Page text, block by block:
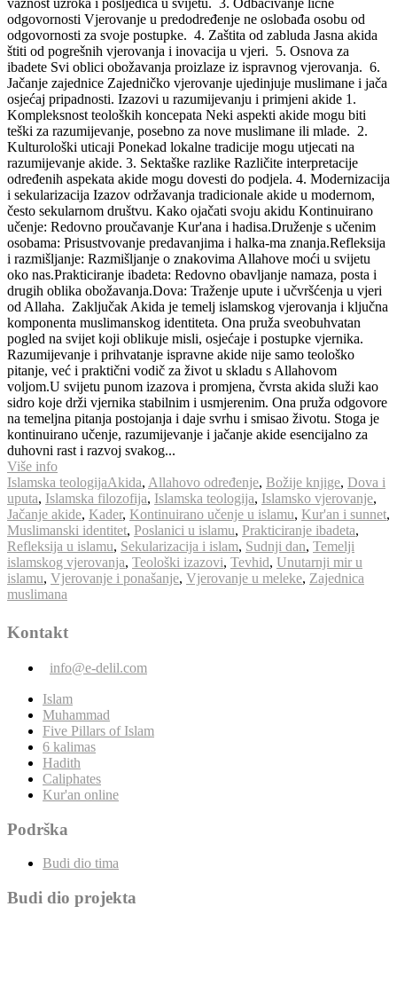
važnost uzroka i posljedica u svijetu. 3. Odbacivanje lične
odgovornosti Vjerovanje u predodređenje ne oslobađa osobu od
odgovornosti za svoje postupke. 4. Zaštita od zabluda Jasna akida
štiti od pogrešnih vjerovanja i inovacija u vjeri. 5. Osnova za
ibadete Svi oblici obožavanja proizlaze iz ispravnog vjerovanja. 6.
Jačanje zajednice Zajedničko vjerovanje ujedinjuje muslimane i jača
osjećaj pripadnosti. Izazovi u razumijevanju i primjeni akide 1.
Kompleksnost teoloških koncepata Neki aspekti akide mogu biti
teški za razumijevanje, posebno za nove muslimane ili mlade. 2.
Kulturološki uticaji Ponekad lokalne tradicije mogu utjecati na
razumijevanje akide. 3. Sektaške razlike Različite interpretacije
određenih aspekata akide mogu dovesti do podjela. 4. Modernizacija
i sekularizacija Izazov održavanja tradicionale akide u modernom,
često sekularnom društvu. Kako ojačati svoju akidu Kontinuirano
učenje: Redovno proučavanje Kur'ana i hadisa.Druženje s učenim
osobama: Prisustvovanje predavanjima i halka-ma znanja.Refleksija
i razmišljanje: Razmišljanje o znakovima Allahove moći u svijetu
oko nas.Prakticiranje ibadeta: Redovno obavljanje namaza, posta i
drugih oblika obožavanja.Dova: Traženje upute i učvršćenja u vjeri
od Allaha. Zaključak Akida je temelj islamskog vjerovanja i ključna
komponenta muslimanskog identiteta. Ona pruža sveobuhvatan
pogled na svijet koji oblikuje misli, osjećaje i postupke vjernika.
Razumijevanje i prihvatanje ispravne akide nije samo teološko
pitanje, već i praktični vodič za život u skladu s Allahovom
voljom.U svijetu punom izazova i promjena, čvrsta akida služi kao
sidro koje drži vjernika stabilnim i usmjerenim. Ona pruža odgovore
na temeljna pitanja postojanja i daje svrhu i smisao životu. Stoga je
kontinuirano učenje, razumijevanje i jačanje akide esencijalno za
duhovni rast i razvoj svakog...
Više info
Islamska teologijaAkida, Allahovo određenje, Božije knjige, Dova i
uputa, Islamska filozofija, Islamska teologija, Islamsko vjerovanje,
Jačanje akide, Kader, Kontinuirano učenje u islamu, Kur'an i sunnet,
Muslimanski identitet, Poslanici u islamu, Prakticiranje ibadeta,
Refleksija u islamu, Sekularizacija i islam, Sudnji dan, Temelji
islamskog vjerovanja, Teološki izazovi, Tevhid, Unutarnji mir u
islamu, Vjerovanje i ponašanje, Vjerovanje u meleke, Zajednica
muslimana
Kontakt
info@e-delil.com
Islam
Muhammad
Five Pillars of Islam
6 kalimas
Hadith
Caliphates
Kur'an online
Podrška
Budi dio tima
Budi dio projekta